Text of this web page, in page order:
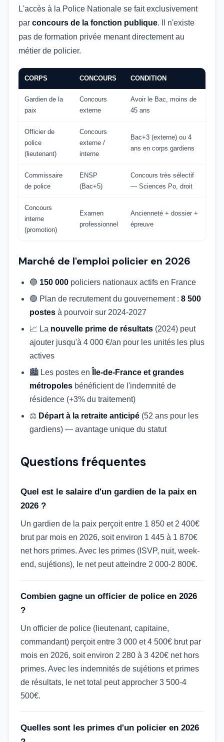
L'accès à la Police Nationale se fait exclusivement
par concours de la fonction publique. Il n'existe
pas de formation privée menant directement au
métier de policier.
CORPS CONCOURS CONDITION
Gardien de la
paix
Concours
externe
Avoir le Bac, moins de
45 ans
Officier de
police
(lieutenant)
Concours
externe /
interne
Bac+3 (externe) ou 4
ans en corps gardiens
Commissaire
de police
ENSP
(Bac+5)
Concours très sélectif
— Sciences Po, droit
Concours
interne
(promotion)
Examen
professionnel
Ancienneté + dossier +
épreuve
Marché de l'emploi policier en 2026
🔵 150 000 policiers nationaux actifs en France
🟢 Plan de recrutement du gouvernement : 8 500
postes à pourvoir sur 2024-2027
📈 La nouvelle prime de résultats (2024) peut
ajouter jusqu'à 4 000 €/an pour les unités les plus
actives
🏙️ Les postes en
Île-de-France et grandes
métropoles bénéficient de l'indemnité de
résidence (+3% du traitement)
⚖️ Départ à la retraite anticipé (52 ans pour les
gardiens) — avantage unique du statut
Questions fréquentes
Quel est le salaire d'un gardien de la paix en
2026 ?
Un gardien de la paix perçoit entre 1 850 et 2 400€
brut par mois en 2026, soit environ 1 445 à 1 870€
net hors primes. Avec les primes (ISVP, nuit, week-
end, sujétions), le net peut atteindre 2 000-2 800€.
Combien gagne un officier de police en 2026
?
Un officier de police (lieutenant, capitaine,
commandant) perçoit entre 3 000 et 4 500€ brut par
mois en 2026, soit environ 2 280 à 3 420€ net hors
primes. Avec les indemnités de sujétions et primes
de résultats, le net total peut approcher 3 500-4
500€.
Quelles sont les primes d'un policier en 2026